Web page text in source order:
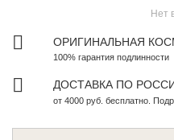
Нет
ОРИГИНАЛЬНАЯ
100% гарантия подлинности
ДОСТАВКА ПО
от 4000 руб. бесплатно.